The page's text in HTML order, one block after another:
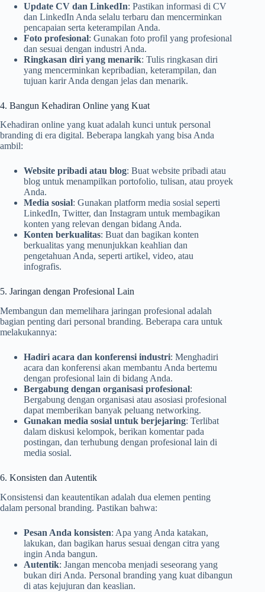
Update CV dan LinkedIn: Pastikan informasi di CV
dan LinkedIn Anda selalu terbaru dan mencerminkan
pencapaian serta keterampilan Anda.
Foto profesional: Gunakan foto profil yang profesional
dan sesuai dengan industri Anda.
Ringkasan diri yang menarik: Tulis ringkasan diri
yang mencerminkan kepribadian, keterampilan, dan
tujuan karir Anda dengan jelas dan menarik.
4. Bangun Kehadiran Online yang Kuat
Kehadiran online yang kuat adalah kunci untuk personal
branding di era digital. Beberapa langkah yang bisa Anda
ambil:
Website pribadi atau blog: Buat website pribadi atau
blog untuk menampilkan portofolio, tulisan, atau proyek
Anda.
Media sosial: Gunakan platform media sosial seperti
LinkedIn, Twitter, dan Instagram untuk membagikan
konten yang relevan dengan bidang Anda.
Konten berkualitas: Buat dan bagikan konten
berkualitas yang menunjukkan keahlian dan
pengetahuan Anda, seperti artikel, video, atau
infografis.
5. Jaringan dengan Profesional Lain
Membangun dan memelihara jaringan profesional adalah
bagian penting dari personal branding. Beberapa cara untuk
melakukannya:
Hadiri acara dan konferensi industri: Menghadiri
acara dan konferensi akan membantu Anda bertemu
dengan profesional lain di bidang Anda.
Bergabung dengan organisasi profesional:
Bergabung dengan organisasi atau asosiasi profesional
dapat memberikan banyak peluang networking.
Gunakan media sosial untuk berjejaring: Terlibat
dalam diskusi kelompok, berikan komentar pada
postingan, dan terhubung dengan profesional lain di
media sosial.
6. Konsisten dan Autentik
Konsistensi dan keautentikan adalah dua elemen penting
dalam personal branding. Pastikan bahwa:
Pesan Anda konsisten: Apa yang Anda katakan,
lakukan, dan bagikan harus sesuai dengan citra yang
ingin Anda bangun.
Autentik: Jangan mencoba menjadi seseorang yang
bukan diri Anda. Personal branding yang kuat dibangun
di atas kejujuran dan keaslian.